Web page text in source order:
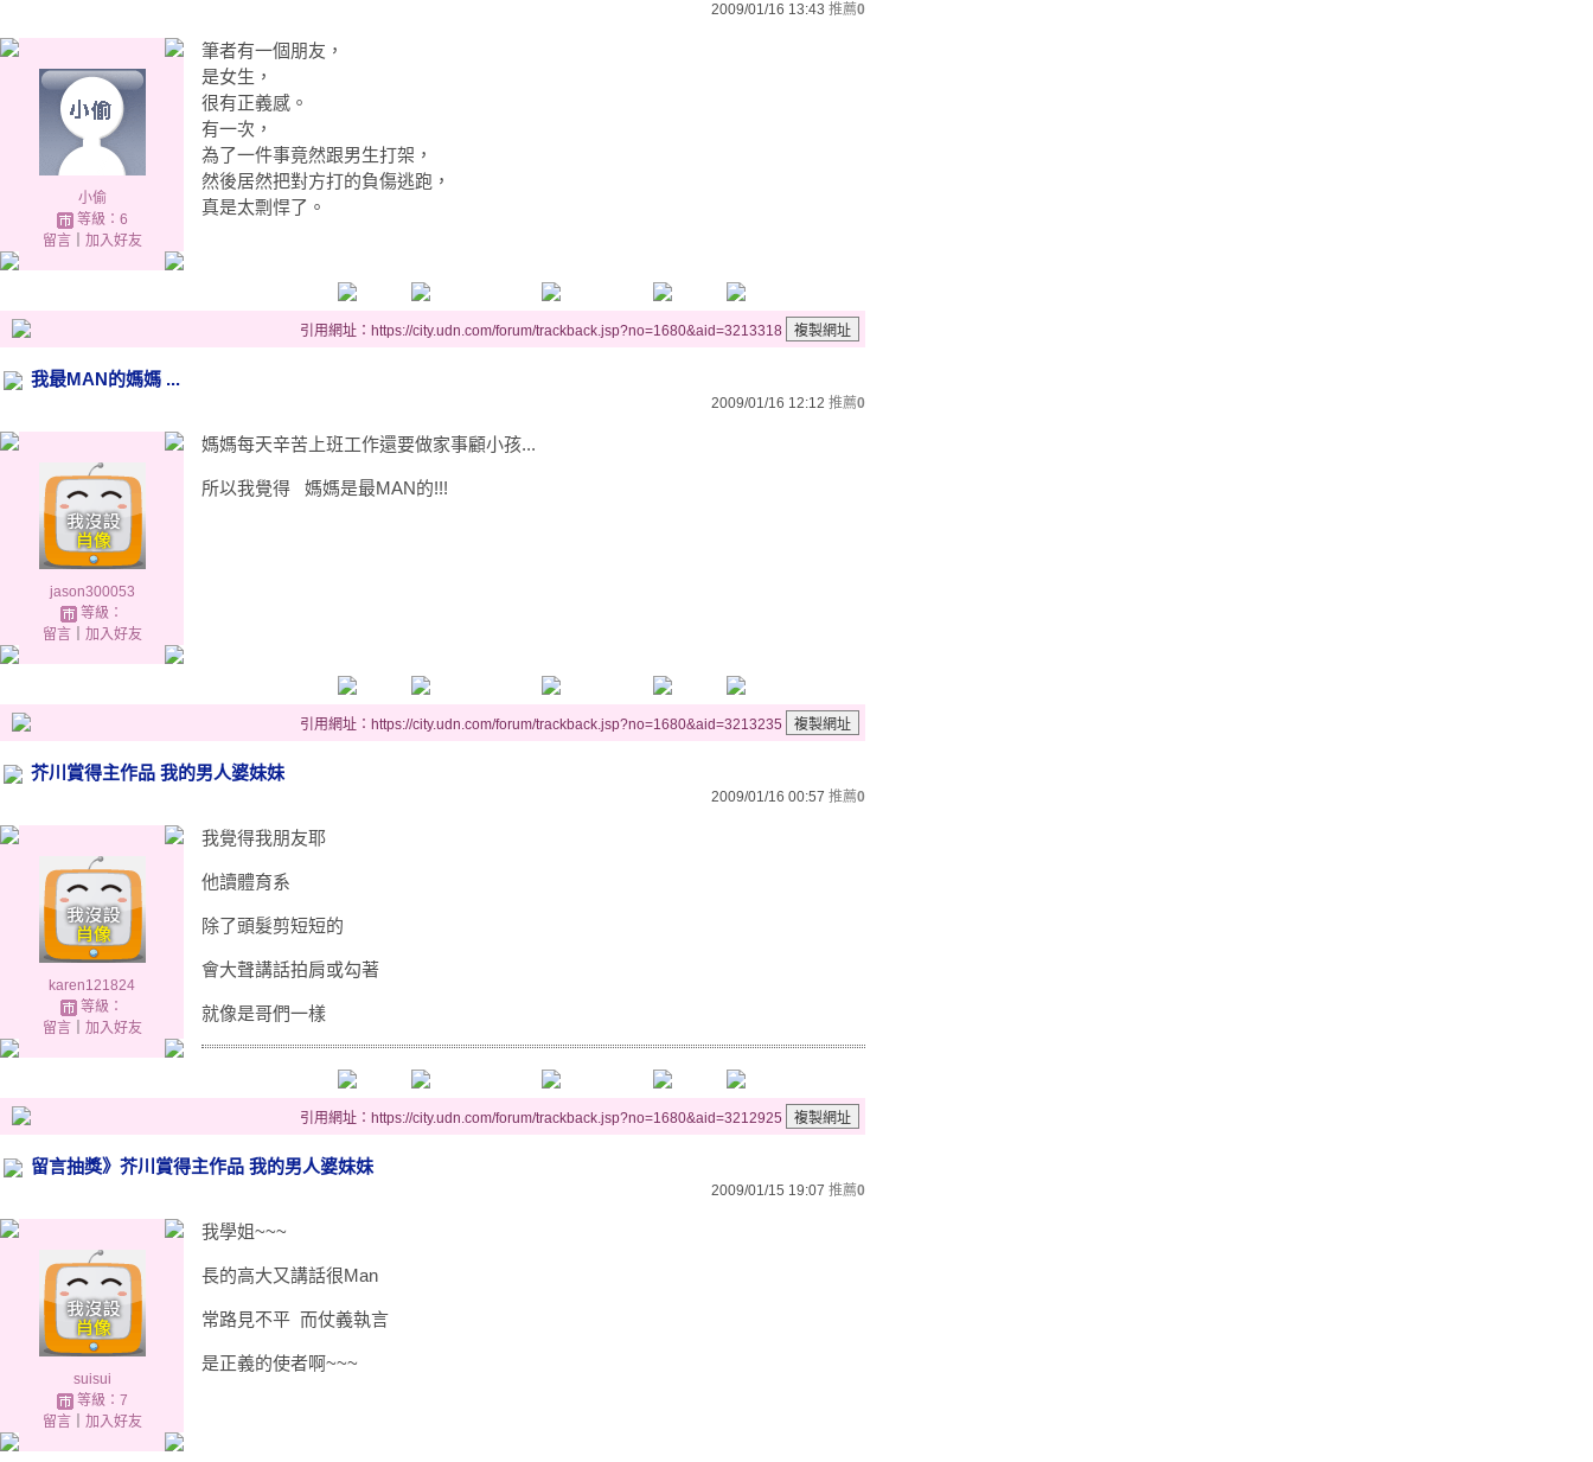
2009/01/16 13:43 推薦0
小偷
等級：6
留言｜ 加入好友
筆者有一個朋友，
是女生，
很有正義感。
有一次，
為了一件事竟然跟男生打架，
然後居然把對方打的負傷逃跑，
真是太剽悍了。
引用網址：https://city.udn.com/forum/trackback.jsp?no=1680&aid=3213318
我最MAN的媽媽 ...
2009/01/16 12:12 推薦0
jason300053
等級：
留言｜ 加入好友
媽媽每天辛苦上班工作還要做家事顧小孩...
所以我覺得 媽媽是最MAN的!!!
引用網址：https://city.udn.com/forum/trackback.jsp?no=1680&aid=3213235
芥川賞得主作品 我的男人婆妹妹
2009/01/16 00:57 推薦0
karen121824
等級：
留言｜ 加入好友
我覺得我朋友耶
他讀體育系
除了頭髮剪短短的
會大聲講話拍肩或勾著
就像是哥們一樣
引用網址：https://city.udn.com/forum/trackback.jsp?no=1680&aid=3212925
留言抽獎》芥川賞得主作品 我的男人婆妹妹
2009/01/15 19:07 推薦0
suisui
等級：7
留言｜ 加入好友
我學姐~~~
長的高大又講話很Man
常路見不平 而仗義執言
是正義的使者啊~~~